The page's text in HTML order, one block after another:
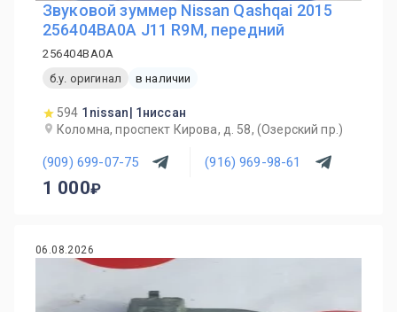
Звуковой зуммер Nissan Qashqai 2015
256404BA0A J11 R9M, передний
256404BA0A
б.у. оригинал
в наличии
594 1nissan| 1ниссан
Коломна, проспект Кирова, д. 58, (Озерский пр.)
(909) 699-07-75 (916) 969-98-61
1 000
06.08.2026